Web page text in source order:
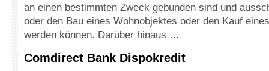
an einen bestimmten Zweck gebunden sind und
oder den Bau eines Wohnobjektes oder den Kauf
werden können. Darüber hinaus …
Comdirect Bank Dispokredit